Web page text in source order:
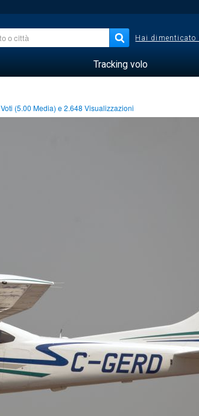
Hai dimenticato
Tracking volo
Voti (5.00 Media) e2.648 Visualizzazioni